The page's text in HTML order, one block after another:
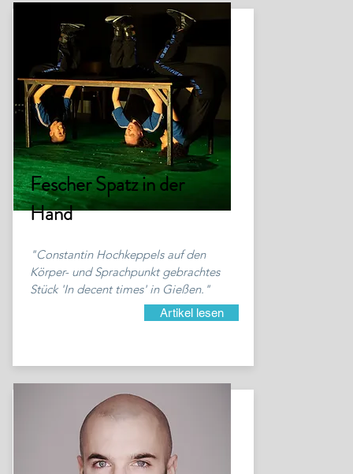
Fescher Spatz in der
Hand
"Constantin Hochkeppels auf den
Körper- und Sprachpunkt gebrachtes
Stück 'In decent times' in Gießen."
Artikel lesen